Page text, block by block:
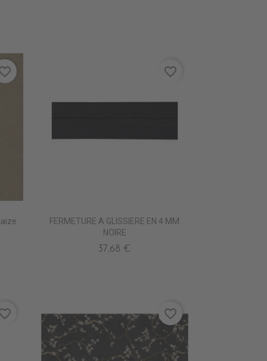
FERMETURE A GLISSIERE EN 4 MM
NOIRE
37,68 €
favorite_border
favorite_border